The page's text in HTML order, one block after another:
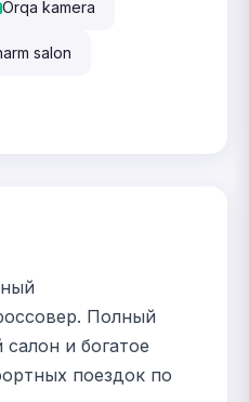
Orqa kamera
salon
Полный
и богатое
поездок по